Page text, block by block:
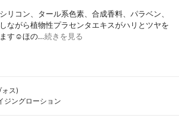
リコン、タール系色素、合成香料、パラベン、
ながら植物性プラセンタエキスがハリとツヤを
ます☺︎ほの…続きを見る
ォス)
ジングローション